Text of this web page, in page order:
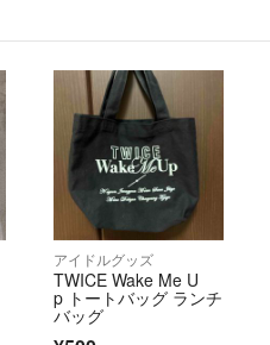
アイドルグッズ
TWICE Wake Me U
p トートバッグ ランチ
バッグ